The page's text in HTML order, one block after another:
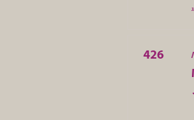
426